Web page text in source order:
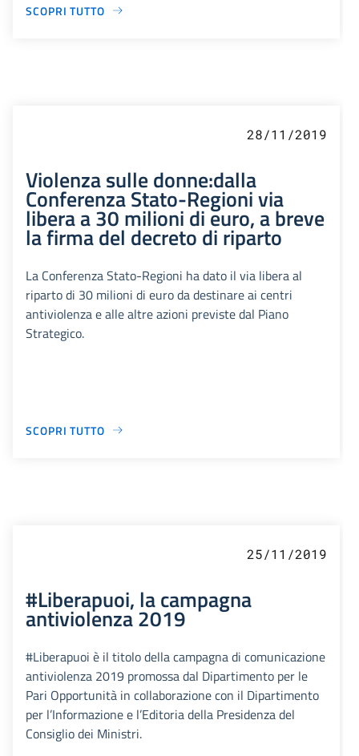
SCOPRI TUTTO
28/11/2019
Violenza sulle donne:dalla
Conferenza Stato-Regioni via
libera a 30 milioni di euro, a breve
la firma del decreto di riparto
La Conferenza Stato-Regioni ha dato il via libera al
riparto di 30 milioni di euro da destinare ai centri
antiviolenza e alle altre azioni previste dal Piano
Strategico.
SCOPRI TUTTO
25/11/2019
#Liberapuoi, la campagna
antiviolenza 2019
#Liberapuoi è il titolo della campagna di comunicazione
antiviolenza 2019 promossa dal Dipartimento per le
Pari Opportunità in collaborazione con il Dipartimento
per l’Informazione e l’Editoria della Presidenza del
Consiglio dei Ministri.